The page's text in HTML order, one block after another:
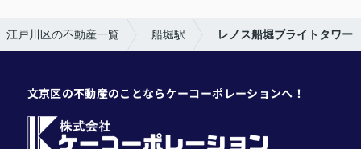
江戸川区の不動産一覧 船堀駅 レノス船堀ブライトタワー
文京区の不動産のことならケーコーポレーションへ！